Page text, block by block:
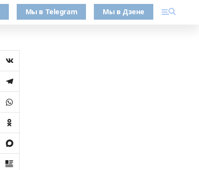
Мы в Telegram Мы в Дзене